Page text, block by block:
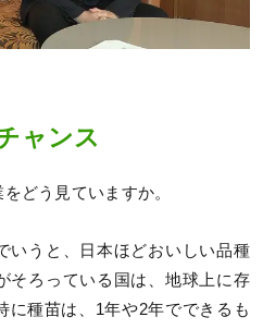
ャンス
どう見ていますか。
いうと、日本ほどおいしい品種
そろっている国は、地球上に存
に種苗は、1年や2年でできるも